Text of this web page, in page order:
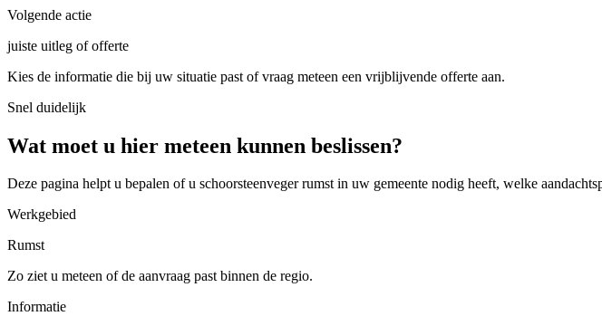
Volgende actie
juiste uitleg of offerte
Kies de informatie die bij uw situatie past of vraag meteen een vrijblijvende offerte aan.
Snel duidelijk
Wat moet u hier meteen kunnen beslissen?
Deze pagina helpt u bepalen of u schoorsteenveger rumst in uw gemeente nodig heeft, welke
Werkgebied
Rumst
Zo ziet u meteen of de aanvraag past binnen de regio.
Informatie